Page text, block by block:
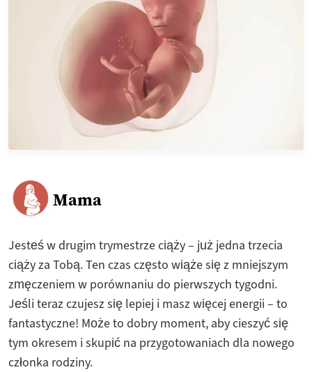
Mama
Jesteś w drugim trymestrze ciąży – już jedna trzecia
ciąży za Tobą. Ten czas często wiąże się z mniejszym
zmęczeniem w porównaniu do pierwszych tygodni.
Jeśli teraz czujesz się lepiej i masz więcej energii – to
fantastyczne! Może to dobry moment, aby cieszyć się
tym okresem i skupić na przygotowaniach dla nowego
członka rodziny.